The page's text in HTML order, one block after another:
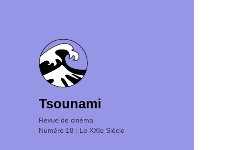
Tsounami
Revue de cinéma ‎ ‎ ‎ ‎ ‎ ‎ ‎ ‎ ‎ ‎ ‎ ‎ ‎ ‎ ‎ ‎ ‎ ‎ ‎ ‎ ‎ ‎ ‎ ‎ ‎ ‎
Numéro 18 : Le XXIe Siècle